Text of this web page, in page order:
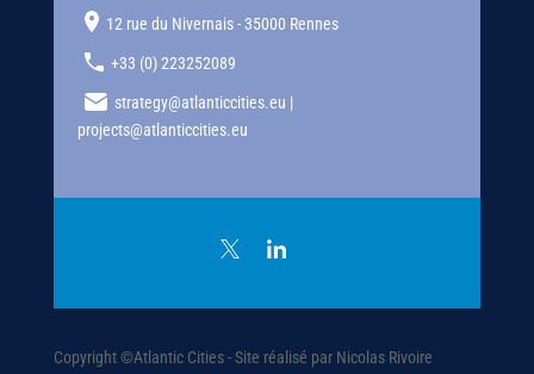
12 rue du Nivernais - 35000 Rennes
+33 (0) 223252089
strategy@atlanticcities.eu |
projects@atlanticcities.eu
Copyright ©Atlantic Cities - Site réalisé par Nicolas Rivoire